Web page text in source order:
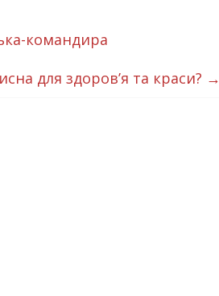
командира
для здоров’я та краси? →